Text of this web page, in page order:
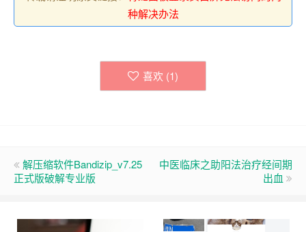
种解决办法
喜欢 (1)
解压缩软件Bandizip_v7.25
正式版破解专业版
中医临床之助阳法治疗经间期
出血